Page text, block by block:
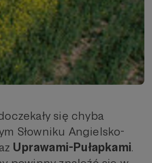
się chyba
Słowniku Angielsko-
Uprawami-Pułapkami.